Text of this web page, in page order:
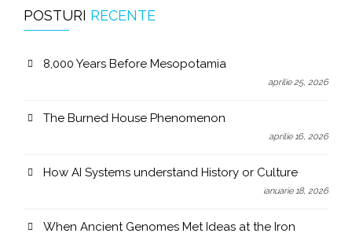
POSTURI RECENTE
8,000 Years Before Mesopotamia
aprilie 25, 2026
The Burned House Phenomenon
aprilie 16, 2026
How AI Systems understand History or Culture
ianuarie 18, 2026
When Ancient Genomes Met Ideas at the Iron